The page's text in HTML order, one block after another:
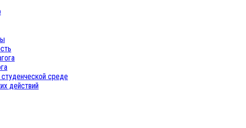
среде
действий